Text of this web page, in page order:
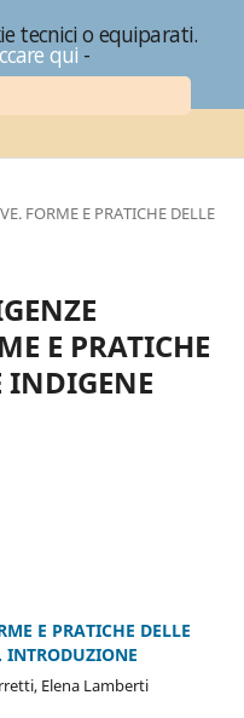
tecnici o equiparati.
qui -
FORME E PRATICHE DELLE
E PRATICHE
INDIGENE
E PRATICHE DELLE
INTRODUZIONE
Elena Lamberti